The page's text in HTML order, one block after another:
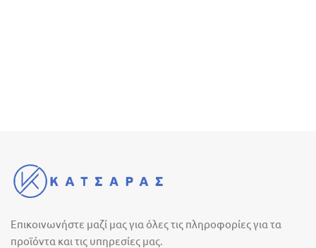
Επικοινωνήστε μαζί μας για όλες τις πληροφορίες για τα
προϊόντα και τις υπηρεσίες μας.